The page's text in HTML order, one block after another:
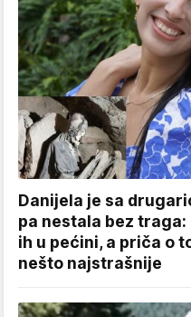
Danijela je sa
pa nestala bez
ih u pećini, a priča o
nešto najstrašnije